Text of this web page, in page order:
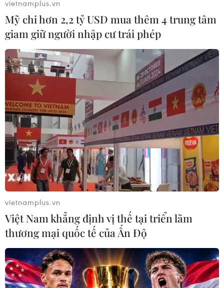
vietnamplus.vn
Mỹ chi hơn 2,2 tỷ USD mua thêm 4 trung tâm
giam giữ người nhập cư trái phép
vietnamplus.vn
Việt Nam khẳng định vị thế tại triển lãm
thương mại quốc tế của Ấn Độ